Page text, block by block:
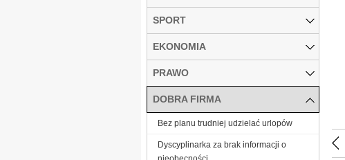
SPORT
EKONOMIA
PRAWO
DOBRA FIRMA
Bez planu trudniej udzielać urlopów
Dyscyplinarka za brak informacji o